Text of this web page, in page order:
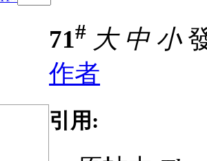
71# 大 中 小
作者
引用: